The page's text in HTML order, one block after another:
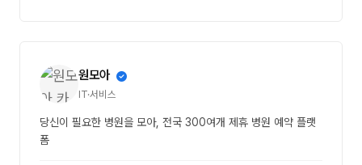
원모아
IT·서비스
당신이 필요한 병원을 모아, 전국 300여개 제휴 병원 예약 플랫
폼